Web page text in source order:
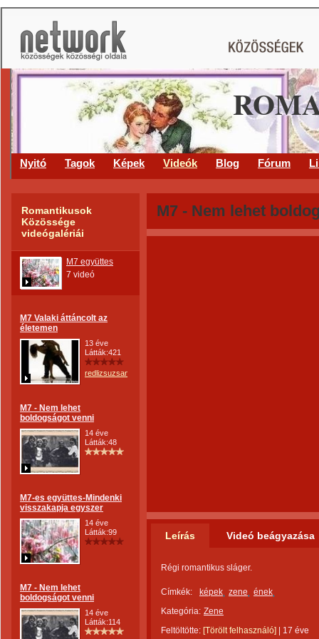
Nyitó Tagok Képek Videók Blog Fórum
Romantikusok
Közössége
videógalériái
M7 együttes
7 videó
M7 Valaki áttáncolt az
életemen
13 éve
Látták:421
redlizsuzsanna
M7 - Nem lehet
boldogságot venni
14 éve
Látták:48
M7-es együttes-Mindenki
visszakapja egyszer
14 éve
Látták:99
M7 - Nem lehet
boldogságot venni
14 éve
Látták:114
M7 - Nem lehet
Leírás Videó beágyazása
Régi romantikus sláger.
Címkék: képek zene
ének
Kategória: Zene
Feltöltötte: [Törölt felhasználó] 17 éve